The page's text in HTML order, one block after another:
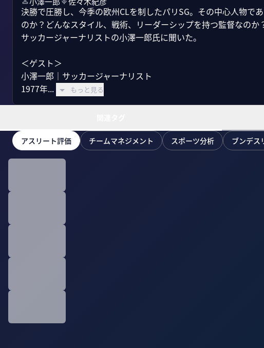
決勝で圧勝し、今季の欧州CLを制したパリSG。その中心人物で
のか？どんなスタイル、戦術、リーダーシップを持つ監督なの
サッカージャーナリストの小澤一郎氏に聞いた。
＜ゲスト＞
小澤一郎｜サッカージャーナリスト
1977年...
もっと見る
アスリート評価 チームマネジメント スポーツ分析 ブンデス